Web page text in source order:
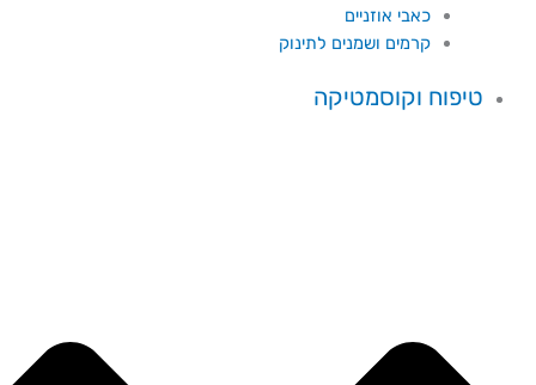
כאבי אוזניים
קרמים ושמנים לתינוק
טיפוח וקוסמטיקה